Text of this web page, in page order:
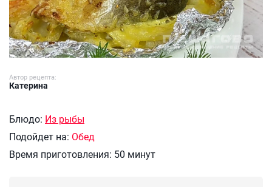
Автор рецепта:
Катерина
Блюдо: Из рыбы
Подойдет на: Обед
Время приготовления: 50 минут